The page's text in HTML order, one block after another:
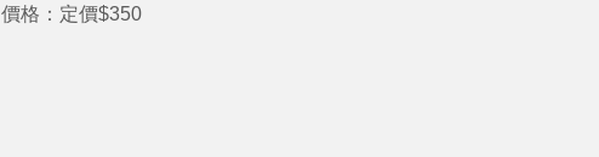
價格：定價$350